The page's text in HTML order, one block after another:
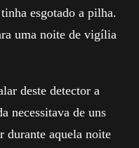
esgotado a pilha.
uma noite de vigília
deste detector a
necessitava de uns
durante aquela noite